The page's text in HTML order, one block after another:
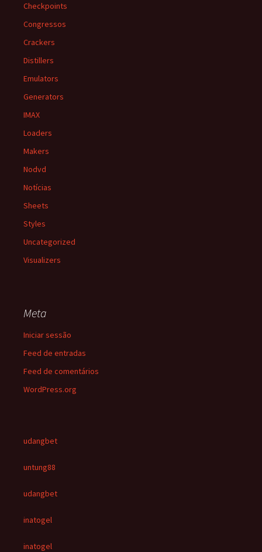
Checkpoints
Congressos
Crackers
Distillers
Emulators
Generators
IMAX
Loaders
Makers
Nodvd
Notícias
Sheets
Styles
Uncategorized
Visualizers
Meta
Iniciar sessão
Feed de entradas
Feed de comentários
WordPress.org
udangbet
untung88
udangbet
inatogel
inatogel